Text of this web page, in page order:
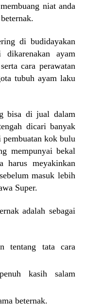
niat anda
di budidayakan
ayam
cara perawatan
tubuh ayam laku
bisa di jual dalam
dicari banyak
pembuatan kok bulu
mempunyai bekal
harus meyakinkan
masuk lebih
Super.
adalah sebagai
tentang tata cara
kasih salam
beternak.